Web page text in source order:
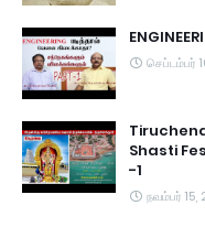
செப்டம்பர்
Shasti
-1
நவம்பர் 15,